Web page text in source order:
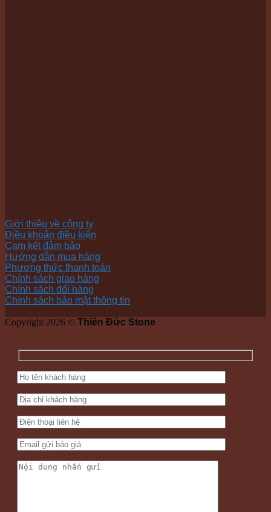
Giới thiệu về công ty
Điều khoản điều kiện
Cam kết đảm bảo
Hướng dẫn mua hàng
Phương thức thanh toán
Chính sách giao hàng
Chính sách đổi hàng
Chính sách bảo mật thông tin
Copyright 2026 © Thiên Đức Stone